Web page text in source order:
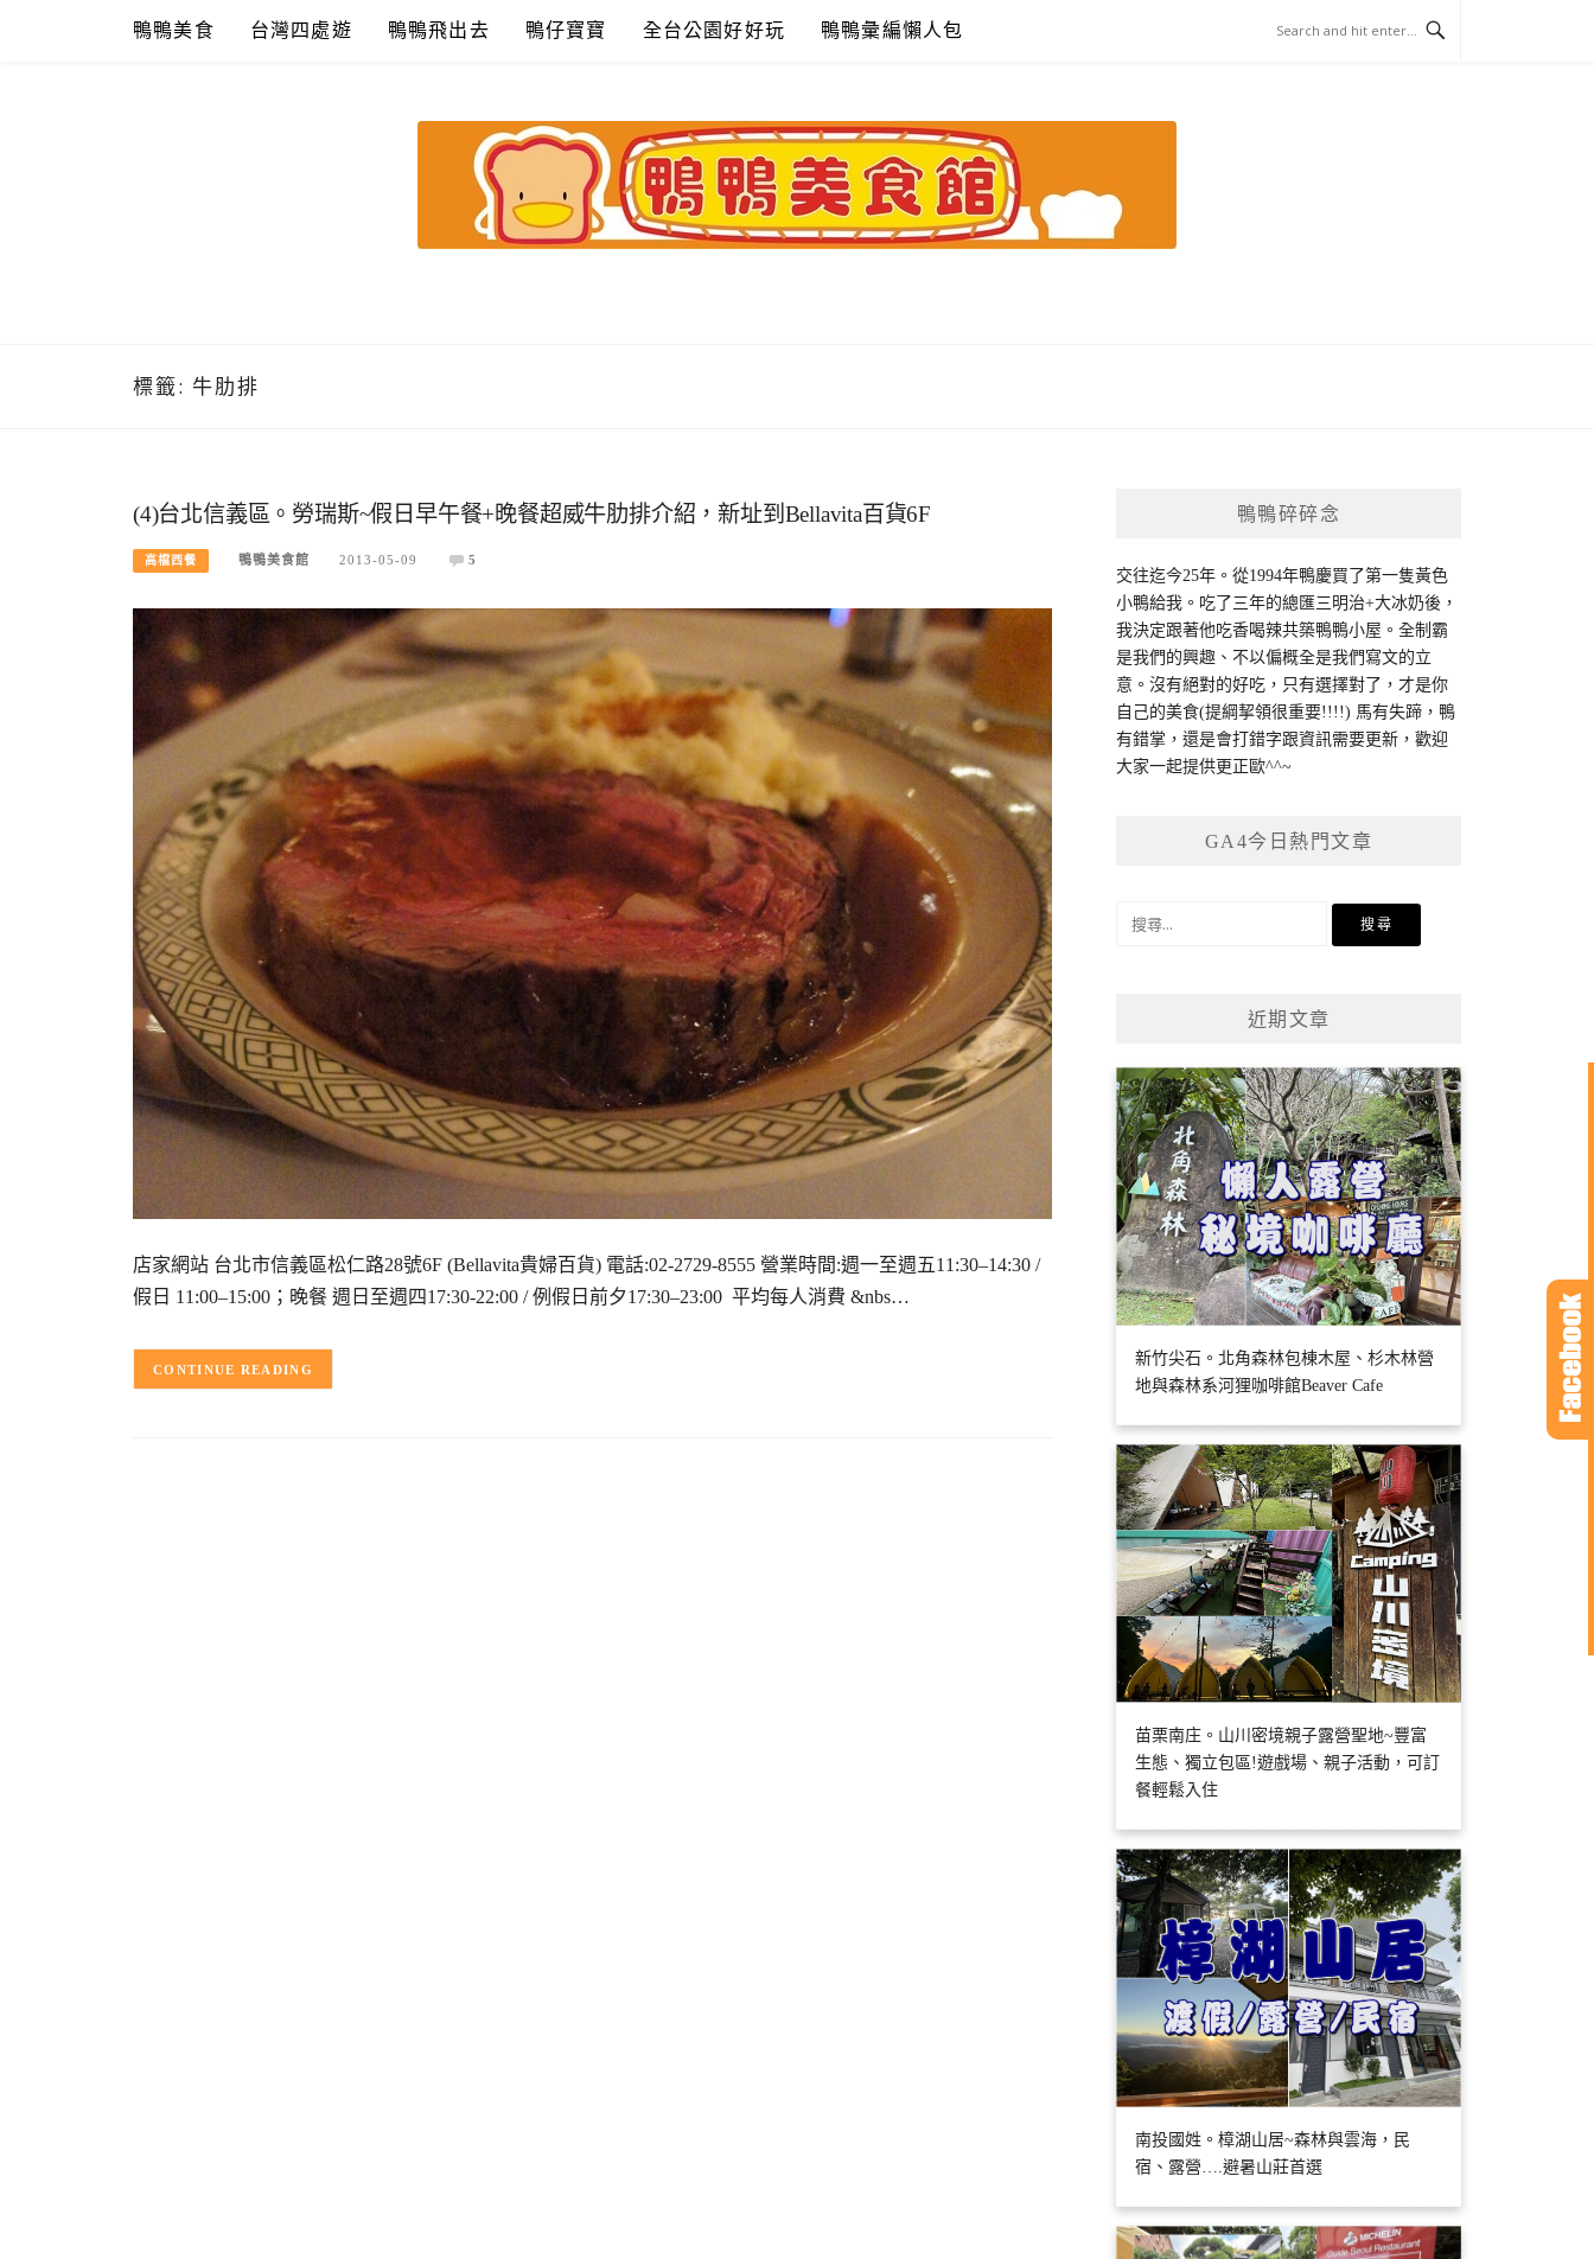
鴨鴨美食 台灣四處遊 鴨鴨飛出去 鴨仔寶寶 全台公園好好玩 鴨鴨彙編懶人包
標籤: 牛肋排
(4)台北信義區。勞瑞斯~假日早午餐+晚餐超威牛肋排介紹，新址到Bellavita百貨6F
高檔西餐 鴨鴨美食館 2013-05-09 5
店家網站 台北市信義區松仁路28號6F (Bellavita貴婦百貨) 電話:02-2729-8555 營業時間:週一至週五11:30–14:30 /
假日 11:00–15:00；晚餐 週日至週四17:30-22:00 / 例假日前夕17:30–23:00 平均每人消費 &nbs…
CONTINUE READING
鴨鴨碎碎念
交往迄今25年。從1994年鴨慶買了第一隻黃色
小鴨給我。吃了三年的總匯三明治+大冰奶後，
我決定跟著他吃香喝辣共築鴨鴨小屋。全制霸
是我們的興趣、不以偏概全是我們寫文的立
意。沒有絕對的好吃，只有選擇對了，才是你
自己的美食(提綱挈領很重要!!!!) 馬有失蹄，鴨
有錯掌，還是會打錯字跟資訊需要更新，歡迎
大家一起提供更正歐^^~
GA4今日熱門文章
近期文章
新竹尖石。北角森林包棟木屋、杉木林營
地與森林系河狸咖啡館Beaver Cafe
苗栗南庄。山川密境親子露營聖地~豐富
生態、獨立包區!遊戲場、親子活動，可訂
餐輕鬆入住
南投國姓。樟湖山居~森林與雲海，民
宿、露營….避暑山莊首選